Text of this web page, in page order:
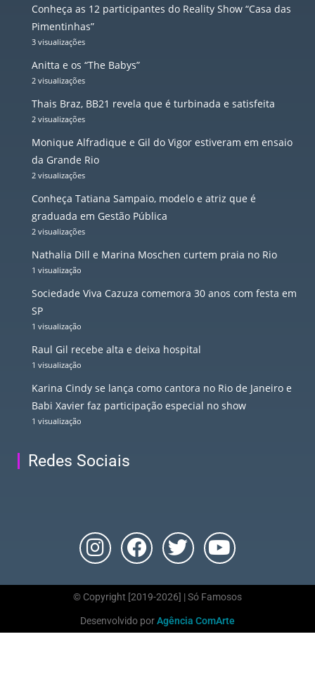
Conheça as 12 participantes do Reality Show “Casa das
Pimentinhas”
3 visualizações
Anitta e os “The Babys”
2 visualizações
Thais Braz, BB21 revela que é turbinada e satisfeita
2 visualizações
Monique Alfradique e Gil do Vigor estiveram em ensaio
da Grande Rio
2 visualizações
Conheça Tatiana Sampaio, modelo e atriz que é
graduada em Gestão Pública
2 visualizações
Nathalia Dill e Marina Moschen curtem praia no Rio
1 visualização
Sociedade Viva Cazuza comemora 30 anos com festa em
SP
1 visualização
Raul Gil recebe alta e deixa hospital
1 visualização
Karina Cindy se lança como cantora no Rio de Janeiro e
Babi Xavier faz participação especial no show
1 visualização
Redes Sociais
© Copyright [2019-2026] | Só Famosos
Desenvolvido porAgência ComArte